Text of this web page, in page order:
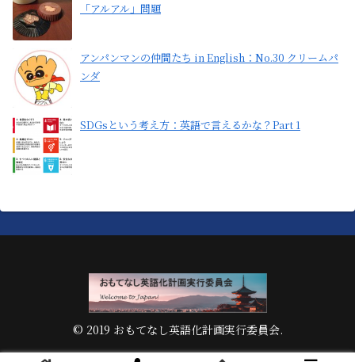
「アルアル」問題
アンパンマンの仲間たち in English：No.30 クリームパ
ンダ
SDGsという考え方：英語で言えるかな？Part 1
© 2019 おもてなし英語化計画実行委員会.